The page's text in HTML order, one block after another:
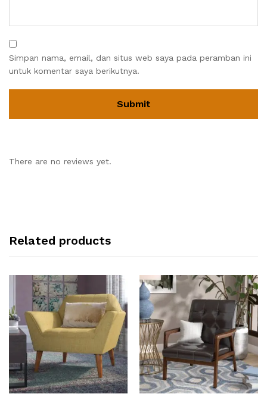
Simpan nama, email, dan situs web saya pada peramban ini
untuk komentar saya berikutnya.
There are no reviews yet.
Related products